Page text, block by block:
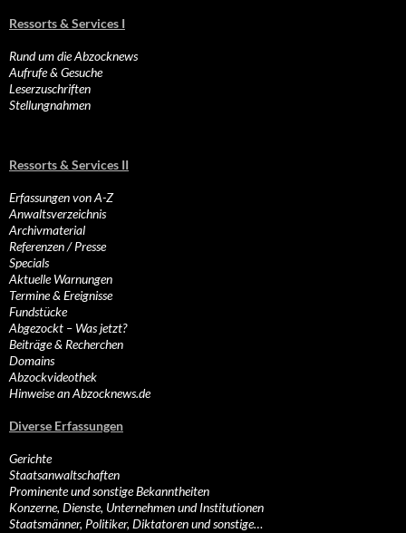
Ressorts & Services I
Rund um die Abzocknews
Aufrufe & Gesuche
Leserzuschriften
Stellungnahmen
Ressorts & Services II
Erfassungen von A-Z
Anwaltsverzeichnis
Archivmaterial
Referenzen / Presse
Specials
Aktuelle Warnungen
Termine & Ereignisse
Fundstücke
Abgezockt – Was jetzt?
Beiträge & Recherchen
Domains
Abzockvideothek
Hinweise an Abzocknews.de
Diverse Erfassungen
Gerichte
Staatsanwaltschaften
Prominente und sonstige Bekanntheiten
Konzerne, Dienste, Unternehmen und Institutionen
Staatsmänner, Politiker, Diktatoren und sonstige…